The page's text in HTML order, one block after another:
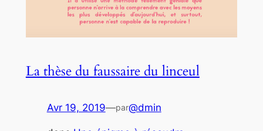
La thèse du faussaire du linceul
Avr 19, 2019—par@dmin